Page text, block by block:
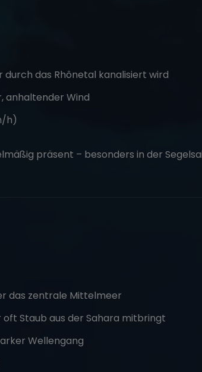
durch das Rhônetal kanalisiert wird
anhaltender Wind
h)
präsent – besonders in der
das zentrale Mittelmeer
oft Staub aus der Sahara mitbringt
Wellengang